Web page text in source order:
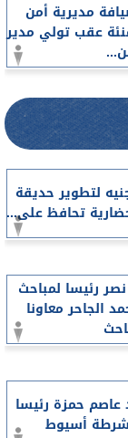
مديرية أمن
عقب تولي مدير
جنيه لتطوير حديقة
تحافظ على...
رئيسا لمباحث
الجاحر معاونا
عاصم حمزة رئيسا
شرطة أسيوط